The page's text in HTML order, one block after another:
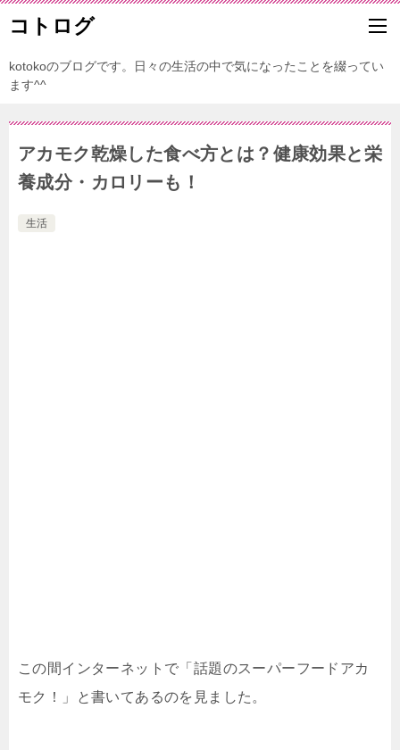
コトログ
kotokoのブログです。日々の生活の中で気になったことを綴ってい
ます^^
アカモク乾燥した食べ方とは？健康効果と栄
養成分・カロリーも！
生活
この間インターネットで「話題のスーパーフードアカ
モク！」と書いてあるのを見ました。